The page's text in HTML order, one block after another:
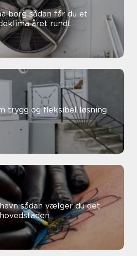
får du et
året rundt
trygg og fleksibel løsning
du det